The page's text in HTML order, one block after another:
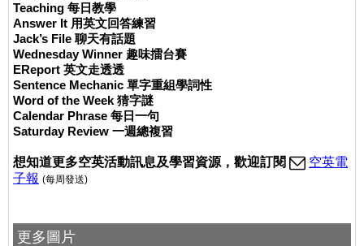
Teaching 每日教學
Answer It 用英文回答練習
Jack’s File 聊天有話題
Wednesday Winner 趣味擂台賽
EReport 英文走透透
Sentence Mechanic 單字重組學詞性
Word of the Week 猜字謎
Calendar Phrase 每日一句
Saturday Review 一週總複習
想知道更多空英活動訊息及學習資源，歡迎訂閱
空英電
子報 (每周發送)
更多圖片